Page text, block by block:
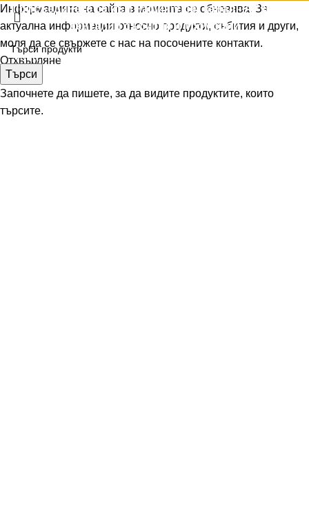
Присъединете се към нашия Viber канал - АТ ДЕНТ -
дентални събития и промоции
Това не е публичен канал, присъедини се, за да видиш
Информацията на сайта в момента се обновява. За
актуална информация относно продукти, събития и други,
моля да се свържете с нас на посочените контакти.
Отхвърляне
Търси
Започнете да пишете, за да видите продуктите, които
търсите.